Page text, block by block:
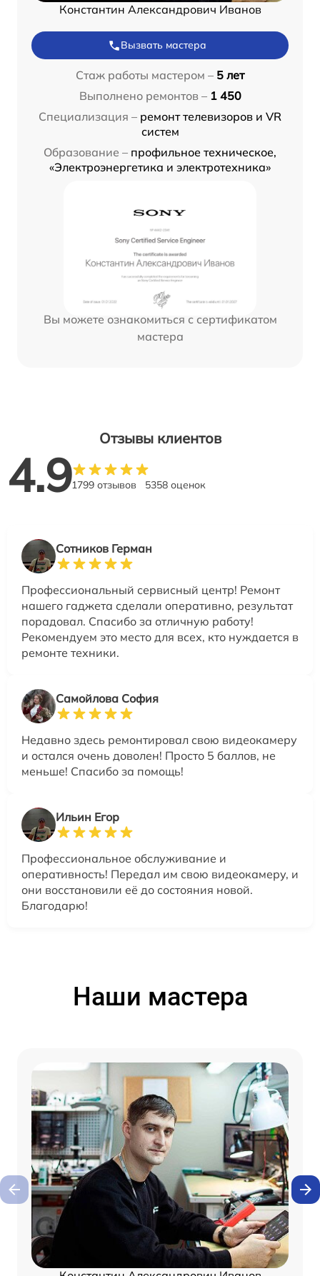
Константин Александрович Иванов
Вызвать мастера
Стаж работы мастером – 5 лет
Выполнено ремонтов – 1 450
Специализация – ремонт телевизоров и VR
систем
Образование – профильное техническое,
«Электроэнергетика и электротехника»
Вы можете ознакомиться с сертификатом
мастера
Отзывы клиентов
4.91799 отзывов 5358 оценок
Сотников Герман
Профессиональный сервисный центр! Ремонт
нашего гаджета сделали оперативно, результат
порадовал. Спасибо за отличную работу!
Рекомендуем это место для всех, кто нуждается в
ремонте техники.
Самойлова София
Недавно здесь ремонтировал свою видеокамеру
и остался очень доволен! Просто 5 баллов, не
меньше! Спасибо за помощь!
Ильин Егор
Профессиональное обслуживание и
оперативность! Передал им свою видеокамеру, и
они восстановили её до состояния новой.
Благодарю!
Наши мастера